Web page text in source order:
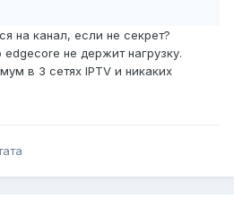
на канал, если не секрет?
не держит нагрузку.
в 3 сетях IPTV и никаких